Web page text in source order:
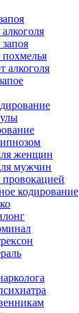
алкоголя
женщин
мужчин
кодирование